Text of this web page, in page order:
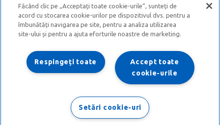
Caută Expert
Termeni și condiții
Despre cookies
Făcând clic pe „Acceptați toate cookie-urile”, sunteți de
acord cu stocarea cookie-urilor pe dispozitivul dvs. pentru a
îmbunătăți navigarea pe site, pentru a analiza utilizarea
site-ului și pentru a ajuta eforturile noastre de marketing.
Accept toate
cookie-urile
Respingeți toate
Setări cookie-uri